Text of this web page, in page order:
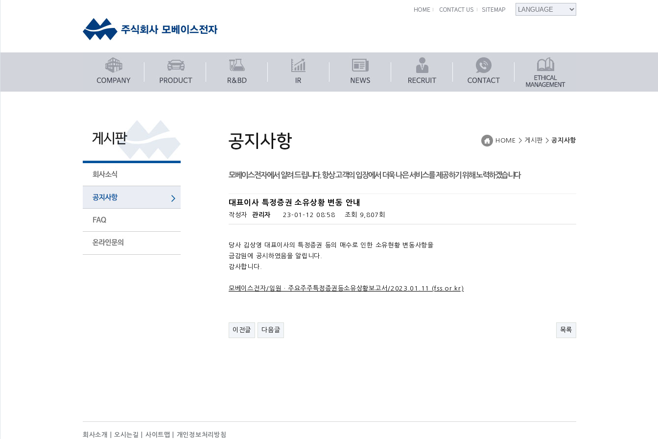
HOME > 게시판 >공지사항
모베이스전자에서 알려 드립니다. 항상 고객의 입장에서 더욱 나은 서비스를 제공하기 위해 노력하겠습니다
대표이사 특정증권 소유상황 변동 안내
작성자 관리자 23-01-12 08:58 조회 9,807회
당사 김상영 대표이사의 특정증권 등의 매수로 인한 소유현황 변동사항을
금감원에 공시하였음을 알립니다.
감사합니다.
모베이스전자/임원ㆍ주요주주특정증권등소유상황보고서/2023.01.11 (fss.or.kr)
이전글 다음글 목록
회사소개 오시는길 사이트맵 개인정보처리방침